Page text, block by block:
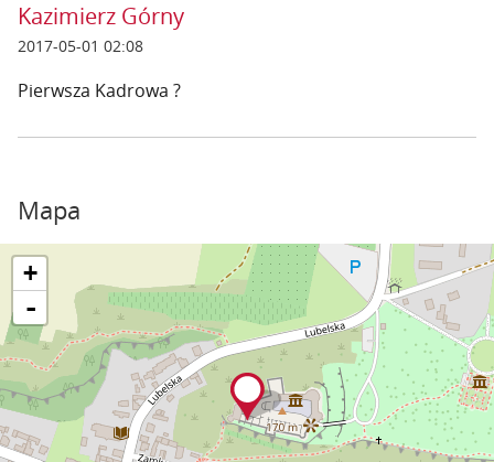
Kazimierz Górny
2017-05-01 02:08
Pierwsza Kadrowa ?
Mapa
+
-